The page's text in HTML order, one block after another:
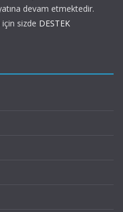
devam etmektedir.
sizde DESTEK